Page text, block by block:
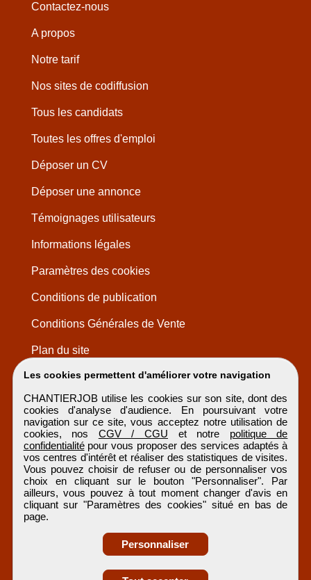
Les cookies permettent d'améliorer votre navigation
CHANTIERJOB utilise les cookies sur son site, dont des
cookies d'analyse d'audience. En poursuivant votre
navigation sur ce site, vous acceptez notre utilisation de
cookies, nos CGV / CGU et notre politique de
confidentialitépour vous proposer des services adaptés à
vos centres d'intérêt et réaliser des statistiques de visites.
Vous pouvez choisir de refuser ou de personnaliser vos
choix en cliquant sur le bouton "Personnaliser". Par
ailleurs, vous pouvez à tout moment changer d'avis en
cliquant sur "Paramètres des cookies" situé en bas de
page.
Personnaliser
Contactez-nous
A propos
Notre tarif
Nos sites de codiffusion
Tous les candidats
Toutes les offres d'emploi
Déposer un CV
Déposer une annonce
Témoignages utilisateurs
Informations légales
Paramètres des cookies
Conditions de publication
Conditions Générales de Vente
Plan du site